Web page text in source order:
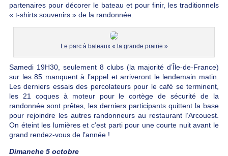
partenaires pour décorer le bateau et pour finir, les traditionnels
« t-shirts souvenirs » de la randonnée.
Le parc à bateaux « la grande prairie »
Samedi 19H30, seulement 8 clubs (la majorité d’Île-de-France)
sur les 85 manquent à l’appel et arriveront le lendemain matin.
Les derniers essais des percolateurs pour le café se terminent,
les 21 coques à moteur pour le cortège de sécurité de la
randonnée sont prêtes, les derniers participants quittent la base
pour rejoindre les autres randonneurs au restaurant l’Arcouest.
On éteint les lumières et c’est parti pour une courte nuit avant le
grand rendez-vous de l’année !
Dimanche 5 octobre